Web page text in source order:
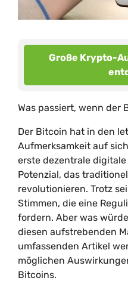
Große Krypto-
Was passiert, wenn der
Der Bitcoin hat in den
Aufmerksamkeit auf
erste dezentrale
Potenzial, das
revolutionieren. Trotz
Stimmen, die eine
fordern. Aber was
diesen aufstrebenden
umfassenden Artikel
möglichen
Bitcoins.